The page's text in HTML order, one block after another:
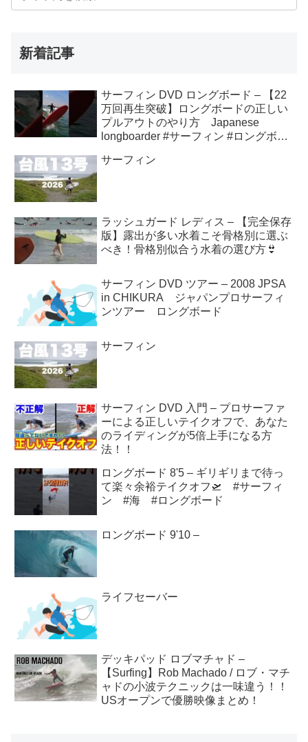
新着記事
サーフィン DVD ロングボード – 【22
万回再生突破】ロングボードの正しい
プルアウトのやり方 Japanese
longboarder #サーフィン #ロングボー
サーフィン
ラッシュガード レディス – 【完全保存
版】露出が多い水着こそ骨格別に選ぶ
べき！骨格別似合う水着の選び方👙
サーフィン DVD ツアー – 2008 JPSA
in CHIKURA ジャパンプロサーフィ
ンツアー ロングボード
サーフィン
サーフィン DVD 入門 – プロサーファ
ーによる正しいテイクオフで、あなた
のライディングが5倍上手になる方
法！！
ロングボード 8'5 – ギリギリまで待っ
て楽々余裕テイクオフ🛫 #サーフィ
ン #海 #ロングボード
ロングボード 9'10 –
ライフセーバー
デッキパッド ロブマチャド –
【Surfing】Rob Machado / ロブ・マチ
ャドの小波テクニックは一味違う！！
USオープンで優勝映像まとめ！